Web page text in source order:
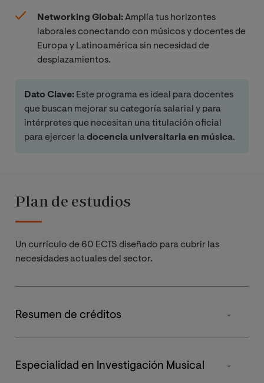
Networking Global:Amplía tus horizontes
laborales conectando con músicos y docentes de
Europa y Latinoamérica sin necesidad de
desplazamientos.
Dato Clave: Este programa es ideal para docentes
que buscan mejorar su categoría salarial y para
intérpretes que necesitan una titulación oficial
para ejercer ladocencia universitaria en música.
Plan de estudios
Un currículo de 60 ECTS diseñado para cubrir las
necesidades actuales del sector.
Resumen de créditos
Especialidad en Investigación Musical